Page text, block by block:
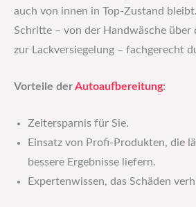
auch von innen in Top-Zustand
Schritte – von der Handwäsche über
zur Lackversiegelung – fachgerecht
Vorteile der Autoaufbereitung:
Zeitersparnis für Sie.
Einsatz von Profi-Produkten, die
bessere Ergebnisse liefern.
Expertenwissen, das Schäden